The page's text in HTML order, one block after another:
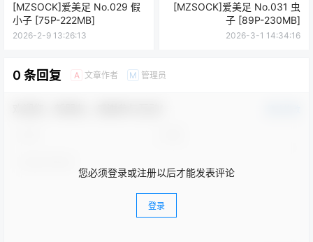
[MZSOCK]爱美足 No.029 假
小子 [75P-222MB]
2026-2-9 13:26:13
[MZSOCK]爱美足 No.031 虫
子 [89P-230MB]
2026-3-1 14:34:16
0 条回复 A 文章作者 M 管理员
您必须登录或注册以后才能发表评论
登录